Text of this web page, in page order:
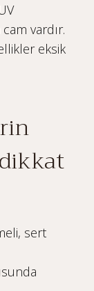
vardır.
eksik
sert